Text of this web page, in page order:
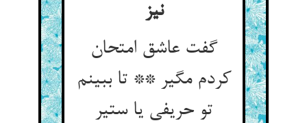
نیز
گفت عاشق امتحان
کردم مگیر ** تا ببینم
تو حریفی یا ستیر